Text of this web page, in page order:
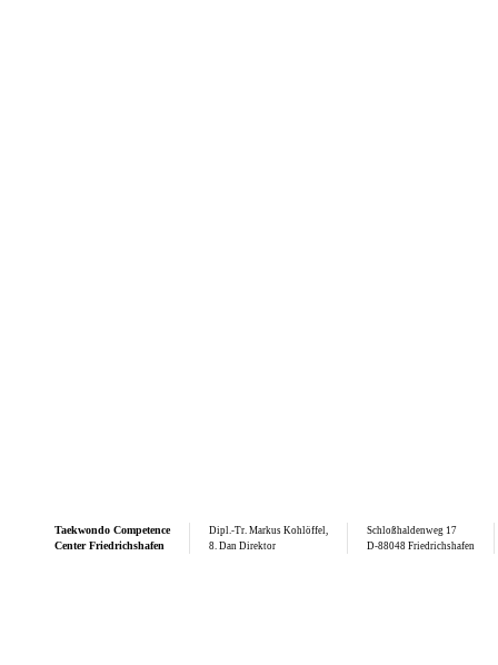
Taekwondo Competence
Center Friedrichshafen
Dipl.-Tr. Markus Kohlöffel,
8. Dan Direktor
Schloßhaldenweg 17
D-88048 Friedrichshafen